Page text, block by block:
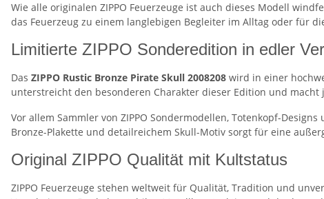
Wie alle originalen ZIPPO Feuerzeuge ist auch dieses Modell
das Feuerzeug zu einem langlebigen Begleiter im Alltag oder für
Limitierte ZIPPO Sonderedition in edler
Das ZIPPO Rustic Bronze Pirate Skull 2008208 wird in einer
unterstreicht den besonderen Charakter dieser Edition und macht
Vor allem Sammler von ZIPPO Sondermodellen, Totenkopf-
Bronze-Plakette und detailreichem Skull-Motiv sorgt für eine
Original ZIPPO Qualität mit Kultstatus
ZIPPO Feuerzeuge stehen weltweit für Qualität, Tradition und